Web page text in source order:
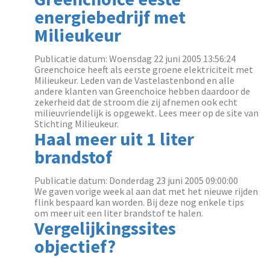
energiebedrijf met
Milieukeur
Publicatie datum: Woensdag 22 juni 2005 13:56:24
Greenchoice heeft als eerste groene elektriciteit met
Milieukeur. Leden van de Vastelastenbond en alle
andere klanten van Greenchoice hebben daardoor de
zekerheid dat de stroom die zij afnemen ook echt
milieuvriendelijk is opgewekt. Lees meer op de site van
Stichting Milieukeur.
Haal meer uit 1 liter
brandstof
Publicatie datum: Donderdag 23 juni 2005 09:00:00
We gaven vorige week al aan dat met het nieuwe rijden
flink bespaard kan worden. Bij deze nog enkele tips
om meer uit een liter brandstof te halen.
Vergelijkingssites
objectief?